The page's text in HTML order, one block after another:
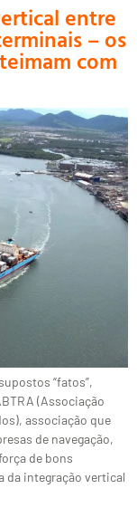
entre
– os
com
“fatos”,
(Associação
associação que
de navegação,
de bons
da integração vertical